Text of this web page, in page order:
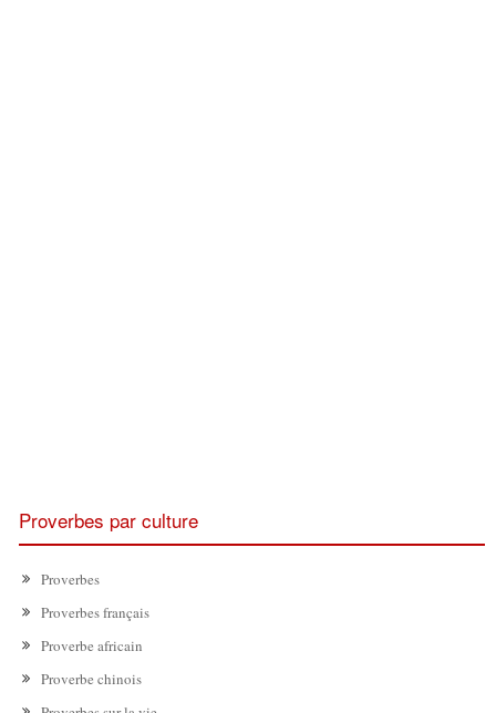
Proverbes par culture
Proverbes
Proverbes français
Proverbe africain
Proverbe chinois